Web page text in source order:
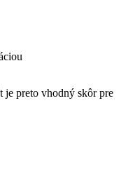
preto vhodný skôr pre